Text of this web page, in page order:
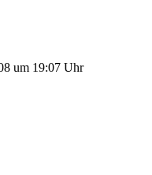
um 19:07 Uhr